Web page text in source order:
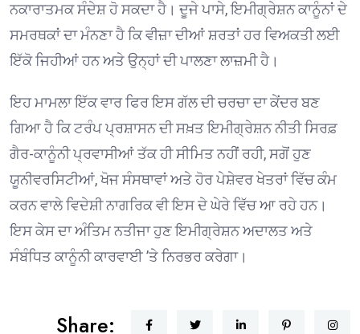
ਨਕਾਰਾਤਮਕ ਸੰਦੇਸ਼ ਹੋ ਸਕਦਾ ਹੈ। ਦੂਜੇ ਪਾਸੇ, ਇਮੀਗ੍ਰੇਸ਼ਨ ਕਾਨੂੰਨਾਂ ਦੇ
ਸਮਰਥਕਾਂ ਦਾ ਮੰਨਣਾ ਹੈ ਕਿ ਵੀਜ਼ਾ ਦੀਆਂ ਸ਼ਰਤਾਂ ਹਰ ਵਿਅਕਤੀ ਲਈ
ਇੱਕੋ ਜਿਹੀਆਂ ਹਨ ਅਤੇ ਉਨ੍ਹਾਂ ਦੀ ਪਾਲਣਾ ਲਾਜ਼ਮੀ ਹੈ।
ਇਹ ਮਾਮਲਾ ਇੱਕ ਵਾਰ ਫਿਰ ਇਸ ਗੱਲ ਦੀ ਚਰਚਾ ਦਾ ਕੇਂਦਰ ਬਣ
ਗਿਆ ਹੈ ਕਿ ਟਰੰਪ ਪ੍ਰਸ਼ਾਸਨ ਦੀ ਸਖ਼ਤ ਇਮੀਗ੍ਰੇਸ਼ਨ ਨੀਤੀ ਸਿਰਫ਼
ਗੈਰ-ਕਾਨੂੰਨੀ ਪ੍ਰਵਾਸੀਆਂ ਤੱਕ ਹੀ ਸੀਮਿਤ ਨਹੀਂ ਰਹੀ, ਸਗੋਂ ਹੁਣ
ਯੂਨੀਵਰਸਿਟੀਆਂ, ਖੋਜ ਸੰਸਥਾਵਾਂ ਅਤੇ ਹੋਰ ਪੇਸ਼ੇਵਰ ਖੇਤਰਾਂ ਵਿੱਚ ਕੰਮ
ਕਰਨ ਵਾਲੇ ਵਿਦੇਸ਼ੀ ਨਾਗਰਿਕ ਵੀ ਇਸ ਦੇ ਘੇਰੇ ਵਿੱਚ ਆ ਰਹੇ ਹਨ।
ਇਸ ਕੇਸ ਦਾ ਅੰਤਿਮ ਨਤੀਜਾ ਹੁਣ ਇਮੀਗ੍ਰੇਸ਼ਨ ਅਦਾਲਤ ਅਤੇ
ਸੰਬੰਧਿਤ ਕਾਨੂੰਨੀ ਕਾਰਵਾਈ ’ਤੇ ਨਿਰਭਰ ਕਰੇਗਾ।
Share: